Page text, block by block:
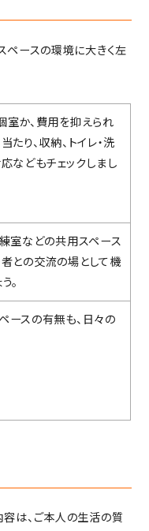
ペースの環境に大きく左
室か、費用を抑えられ
たり、収納、トイレ・洗
などもチェックしまし
室などの共用スペース
との交流の場として機
。
ースの有無も、日々の
は、ご本人の生活の質